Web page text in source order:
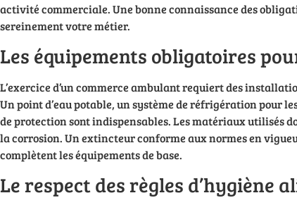
activité commerciale. Une bonne connaissance des
sereinement votre métier.
Les équipements obligatoires
L’exercice d’un commerce ambulant requiert des
Un point d’eau potable, un système de réfrigération pour
de protection sont indispensables. Les matériaux utilisés
la corrosion. Un extincteur conforme aux normes en
complètent les équipements de base.
Le respect des règles d’hygiène